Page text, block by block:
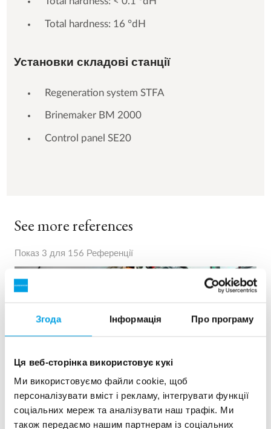
Згода Інформація Про програму
Ця веб-сторінка використовує кукі
Ми використовуємо файли cookie, щоб
персоналізувати вміст і рекламу, інтегрувати функції
соціальних мереж та аналізувати наш трафік. Ми
також передаємо нашим партнерам із соціальних
Total hardness: 16 °dH
Установки складові станції
Regeneration system STFA
Brinemaker BM 2000
Control panel SE20
See more references
Показ 3 для 156 Референції